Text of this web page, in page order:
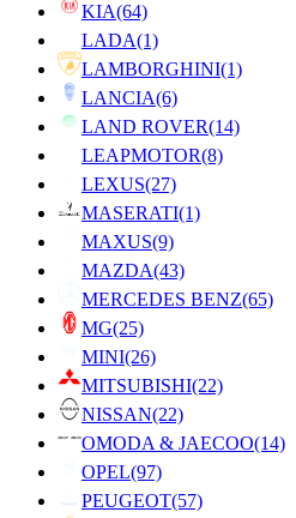
KIA(64)
LADA(1)
LAMBORGHINI(1)
LANCIA(6)
LAND ROVER(14)
LEAPMOTOR(8)
LEXUS(27)
MASERATI(1)
MAXUS(9)
MAZDA(43)
MERCEDES BENZ(65)
MG(25)
MINI(26)
MITSUBISHI(22)
NISSAN(22)
OMODA & JAECOO(14)
OPEL(97)
PEUGEOT(57)